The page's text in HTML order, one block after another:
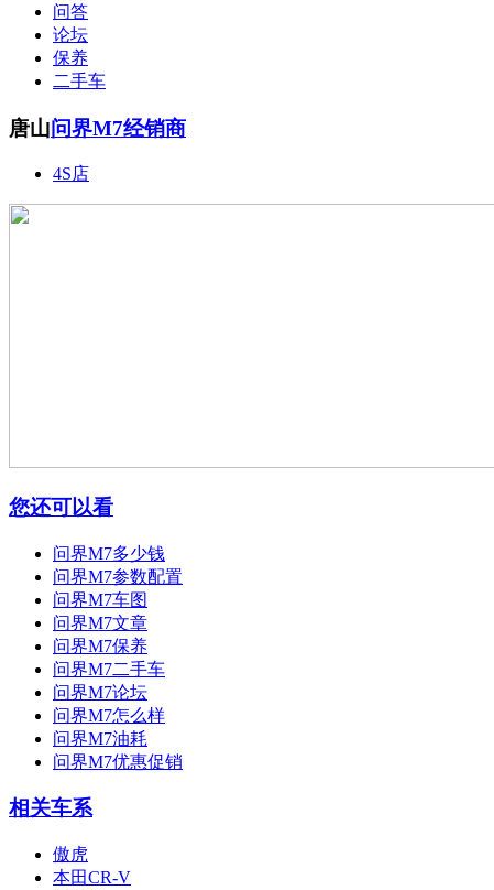
问答
论坛
保养
二手车
唐山问界M7经销商
4S店
您还可以看
问界M7多少钱
问界M7参数配置
问界M7车图
问界M7文章
问界M7保养
问界M7二手车
问界M7论坛
问界M7怎么样
问界M7油耗
问界M7优惠促销
相关车系
傲虎
本田CR-V